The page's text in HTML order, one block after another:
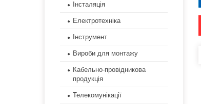
Інсталяція
Електротехніка
Інструмент
Вироби для монтажу
Кабельно-провідникова
продукція
Телекомунікації